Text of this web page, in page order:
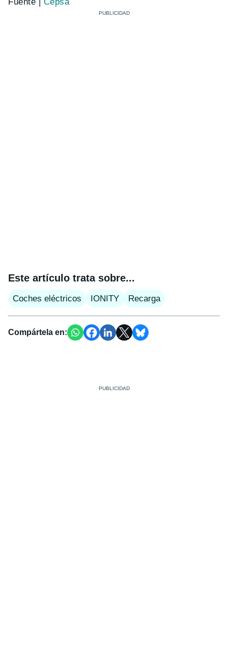
Este artículo trata sobre...
Coches eléctricos IONITY Recarga
Compártela en: